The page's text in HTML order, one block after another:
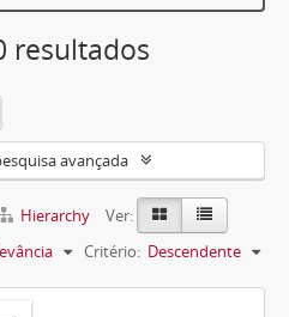
resultados
avançada
Hierarchy
Ver:
Critério: Descendente